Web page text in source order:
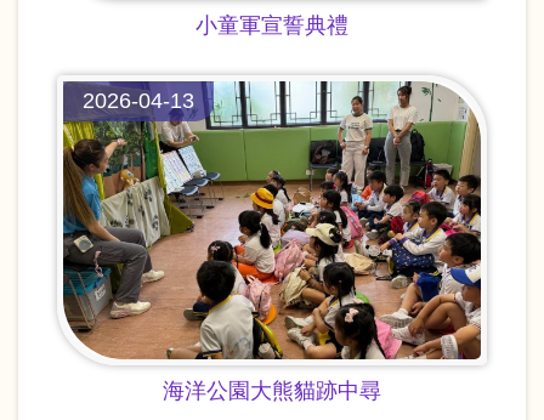
小童軍宣誓典禮
海洋公園大熊貓跡中尋
2026-04-13